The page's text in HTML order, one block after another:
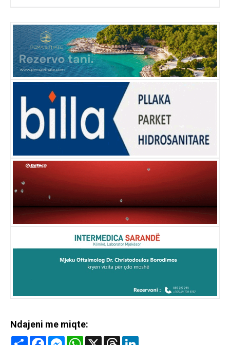
Ndajeni me miqte:
Share FacebookMessenger
WhatsApp
X Threads